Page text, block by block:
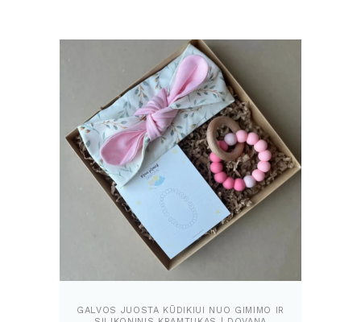
GALVOS JUOSTA KŪDIKIUI NUO GIMIMO IR